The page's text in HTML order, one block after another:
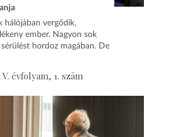
hálójában vergődik,
ember. Nagyon sok
hordoz magában. De
évfolyam, 1. szám